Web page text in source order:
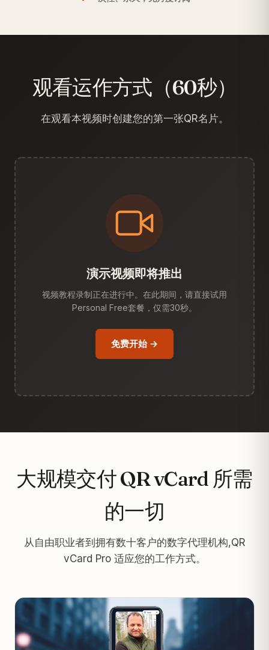
观看运作方式（60秒）
在观看本视频时创建您的第一张QR名片。
演示视频即将推出
视频教程录制正在进行中。在此期间，请直接试用
Personal Free套餐，仅需30秒。
免费开始 →
大规模交付 QR vCard 所需
的一切
从自由职业者到拥有数十客户的数字代理机构,QR
vCard Pro 适应您的工作方式。